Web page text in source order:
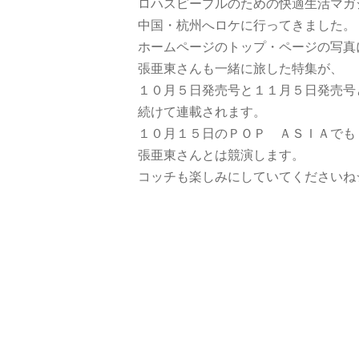
ロハスピープルのための快適生活マ
中国・杭州へロケに行ってきました。
ホームページのトップ・ページの写
張亜東さんも一緒に旅した特集が、
１０月５日発売号と１１月５日発売号
続けて連載されます。
１０月１５日のＰＯＰ ＡＳＩＡでも
張亜東さんとは競演します。
コッチも楽しみにしていてください